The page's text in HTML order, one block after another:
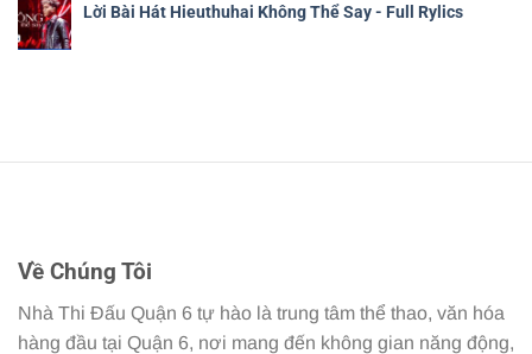
Lời Bài Hát Hieuthuhai Không Thể Say - Full Rylics
Về Chúng Tôi
Nhà Thi Đấu Quận 6 tự hào là trung tâm thể thao, văn hóa
hàng đầu tại Quận 6, nơi mang đến không gian năng động,